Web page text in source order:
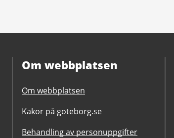
Om webbplatsen
Om webbplatsen
Kakor på goteborg.se
Behandling av personuppgifter